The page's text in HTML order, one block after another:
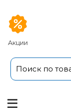
Акции